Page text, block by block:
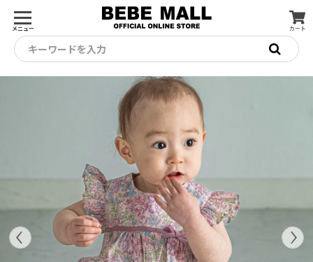
メニュー カート
キーワードを入力